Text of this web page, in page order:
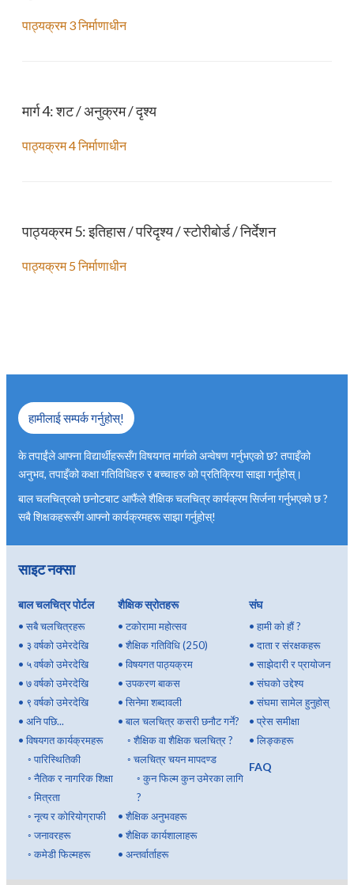
पाठ्यक्रम 3 निर्माणाधीन
मार्ग 4: शट / अनुक्रम / दृश्य
पाठ्यक्रम 4 निर्माणाधीन
पाठ्यक्रम 5: इतिहास / परिदृश्य / स्टोरीबोर्ड / निर्देशन
पाठ्यक्रम 5 निर्माणाधीन
हामीलाई सम्पर्क गर्नुहोस्!
के तपाईंले आफ्ना विद्यार्थीहरूसँग विषयगत मार्गको अन्वेषण गर्नुभएको छ? तपाइँको
अनुभव, तपाइँको कक्षा गतिविधिहरु र बच्चाहरु को प्रतिक्रिया साझा गर्नुहोस्।
बाल चलचित्रको छनोटबाट आफैंले शैक्षिक चलचित्र कार्यक्रम सिर्जना गर्नुभएको छ ?
सबै शिक्षकहरूसँग आफ्नो कार्यक्रमहरू साझा गर्नुहोस्!
साइट नक्सा
बाल चलचित्र पोर्टल
• सबै चलचित्रहरू
• ३ वर्षको उमेरदेखि
• ५ वर्षको उमेरदेखि
• ७ वर्षको उमेरदेखि
• ९ वर्षको उमेरदेखि
• अनि पछि...
• विषयगत कार्यक्रमहरू
◦ पारिस्थितिकी
◦ नैतिक र नागरिक शिक्षा
◦ मित्रता
◦ नृत्य र कोरियोग्राफी
◦ जनावरहरू
◦ कमेडी फिल्महरू
शैक्षिक स्रोतहरू
• टकोरामा महोत्सव
• शैक्षिक गतिविधि (250)
• विषयगत पाठ्यक्रम
• उपकरण बाकस
• सिनेमा शब्दावली
• बाल चलचित्र कसरी छनौट गर्ने?
◦ शैक्षिक वा शैक्षिक चलचित्र ?
◦ चलचित्र चयन मापदण्ड
◦ कुन फिल्म कुन उमेरका लागि
?
• शैक्षिक अनुभवहरू
• शैक्षिक कार्यशालाहरू
• अन्तर्वार्ताहरू
संघ
•हामी को हौं ?
•दाता र संरक्षकहरू
•साझेदारी र प्रायोजन
•संघको उद्देश्य
•संघमा सामेल हुनुहोस्
•प्रेस समीक्षा
•लिङ्कहरू
FAQ